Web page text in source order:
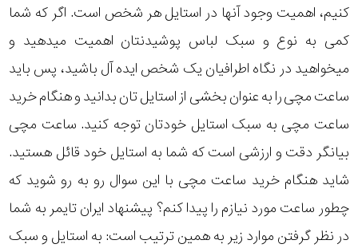
کنیم، اهمیت وجود آنها در استایل هر شخص است. اگر که شما
کمی به نوع و سبک لباس پوشیدنتان اهمیت میدهید و
میخواهید در نگاه اطرافیان یک شخص ایده آل باشید، پس باید
ساعت مچی را به عنوان بخشی از استایل تان بدانید و هنگام خرید
ساعت مچی به سبک استایل خودتان توجه کنید. ساعت مچی
بیانگر دقت و ارزشی است که شما به استایل خود قائل هستید.
شاید هنگام خرید ساعت مچی با این سوال رو به رو شوید که
چطور ساعت مورد نیازم را پیدا کنم؟ پیشنهاد ایران تایمر به شما
در نظر گرفتن موارد زیر به همین ترتیب است: به استایل و سبک